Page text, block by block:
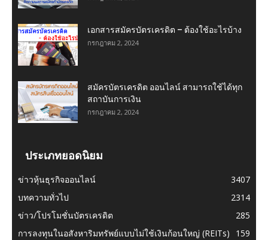
เอกสารสมัครบัตรเครดิต – ต้องใช้อะไรบ้าง
กรกฎาคม 2, 2024
สมัครบัตรเครดิต ออนไลน์ สามารถใช้ได้ทุก
สถาบันการเงิน
กรกฎาคม 2, 2024
ประเภทยอดนิยม
ข่าวหุ้นธุรกิจออนไลน์
3407
บทความทั่วไป
2314
ข่าว/โปรโมชั่นบัตรเครดิต
285
การลงทุนในอสังหาริมทรัพย์แบบไม่ใช้เงินก้อนใหญ่ (REITs)
159